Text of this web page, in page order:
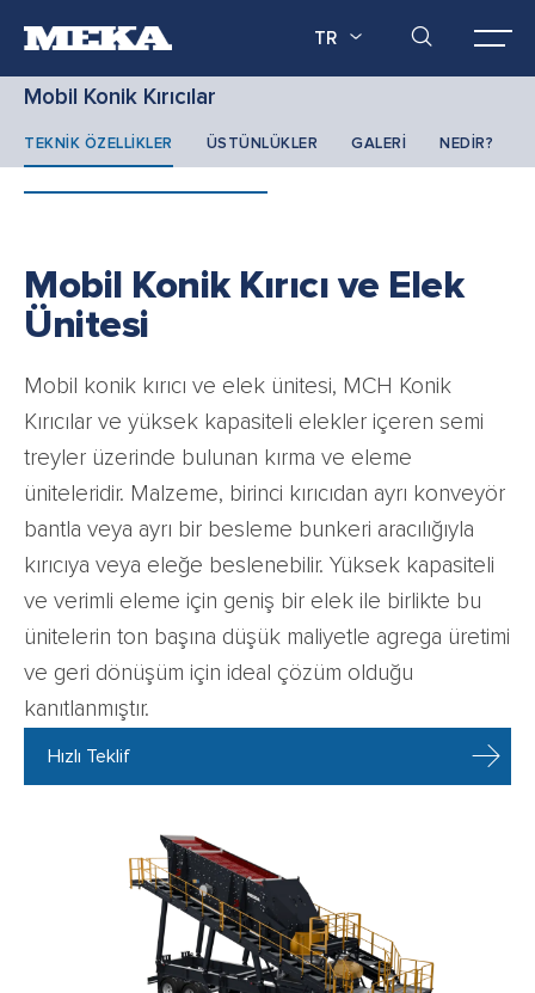
TR
Mobil Konik Kırıcılar
TEKNİK ÖZELLİKLER ÜSTÜNLÜKLER GALERİ NEDİR?
Mobil Konik Kırıcı ve Elek
Ünitesi
Mobil konik kırıcı ve elek ünitesi, MCH Konik
Kırıcılar ve yüksek kapasiteli elekler içeren semi
treyler üzerinde bulunan kırma ve eleme
üniteleridir. Malzeme, birinci kırıcıdan ayrı konveyör
bantla veya ayrı bir besleme bunkeri aracılığıyla
kırıcıya veya eleğe beslenebilir. Yüksek kapasiteli
ve verimli eleme için geniş bir elek ile birlikte bu
ünitelerin ton başına düşük maliyetle agrega üretimi
ve geri dönüşüm için ideal çözüm olduğu
kanıtlanmıştır.
Hızlı Teklif